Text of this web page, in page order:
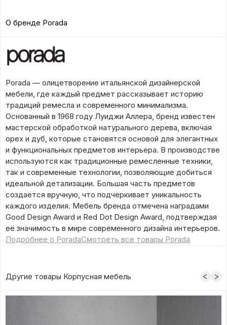
О бренде Porada
Porada — олицетворение итальянской дизайнерской
мебели, где каждый предмет рассказывает историю
традиций ремесла и современного минимализма.
Основанный в 1968 году Луиджи Аллера, бренд известен
мастерской обработкой натурального дерева, включая
орех и дуб, которые становятся основой для элегантных
и функциональных предметов интерьера. В производстве
используются как традиционные ремесленные техники,
так и современные технологии, позволяющие добиться
идеальной детализации. Большая часть предметов
создаётся вручную, что подчеркивает уникальность
каждого изделия. Мебель бренда отмечена наградами
Good Design Award и Red Dot Design Award, подтверждая
её значимость в мире современного дизайна интерьеров.
Подробнее о PoradaСмотреть все товары Porada
Другие товары Корпусная мебель